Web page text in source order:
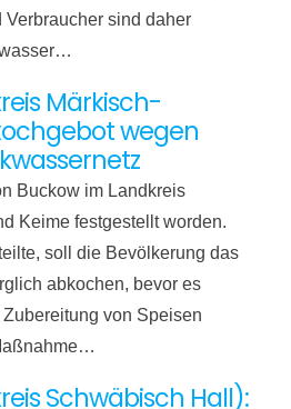
sind daher
Märkisch-
wegen
Buckow im Landkreis
Keime festgestellt worden.
soll die Bevölkerung das
abkochen, bevor es
von Speisen
Schwäbisch Hall):